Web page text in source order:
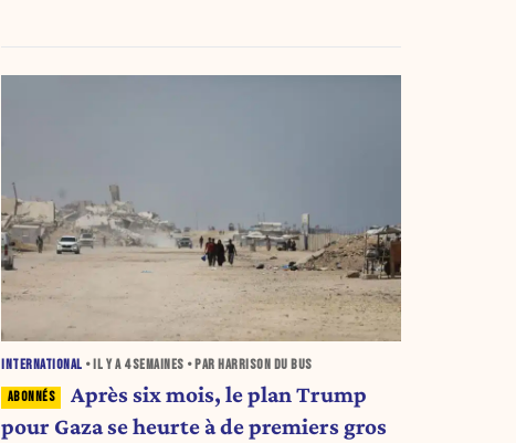
INTERNATIONAL • IL Y A 4 SEMAINES • PAR HARRISON DU BUS
Après six mois, le plan Trump
pour Gaza se heurte à de premiers gros